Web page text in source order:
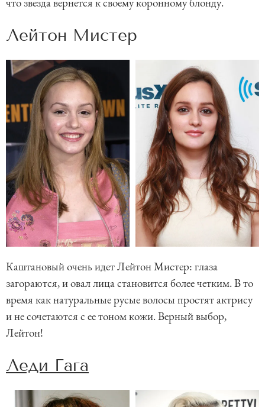
Лейтон Мистер
Каштановый очень идет Лейтон Мистер: глаза
загораются, и овал лица становится более четким. В то
время как натуральные русые волосы простят актрису
и не сочетаются с ее тоном кожи. Верный выбор,
Лейтон!
Леди Гага